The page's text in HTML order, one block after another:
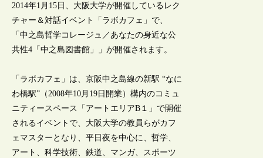
2014年1月15日、大阪大学が開催しているレク
チャー＆対話イベント「ラボカフェ」で、
「中之島哲学コレージュ／あなたの身近な公
共性4「中之島図書館」」が開催されます。
「ラボカフェ」は、京阪中之島線の新駅 “なに
わ橋駅”（2008年10月19日開業）構内のコミュ
ニティースペース「アートエリアB１」で開催
されるイベントで、大阪大学の教員らがカフ
ェマスターとなり、平日夜を中心に、哲学、
アート、科学技術、鉄道、マンガ、スポーツ